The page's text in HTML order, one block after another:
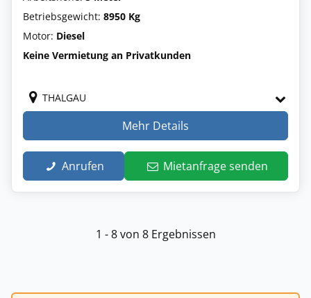
Betriebsgewicht: 8950 Kg
Motor: Diesel
Keine Vermietung an Privatkunden
THALGAU
Mehr Details
Anrufen Mietanfrage senden
1 - 8 von 8 Ergebnissen